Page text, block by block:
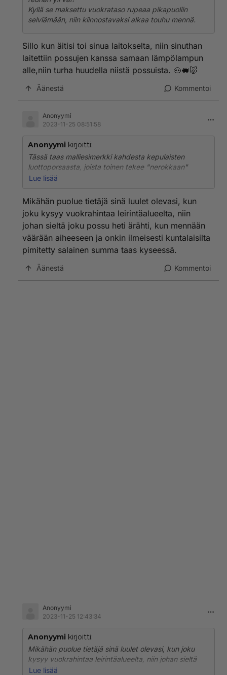
Kyllä se maksettu vuokrataso rupeaa pikapuoliin
selviämään, niin kiinnostavaksi alkaa touhu mennä.
Sillo kun äitisi toi sinua laitokselta, niin sinuthan
laitettiin possujen kanssa samaan lämpölampun
alle,niin turha huudella niistä possuista. 🐽🐖🐷
Äänestä Kommentoi
Anonyymi
2023-11-25 08:51:58
Anonyymi kirjoitti:
Tässä taas malliesimerkki kahdesta kepulaisten
luottoporsaasta, joista toinen tekee "nerokkaan"
alotuksen ja toinen tulee kysymään "lisätietoa". Ja
Te tiedätte vastauksen kyllä, joten kertokaa ihmeessä
koko yleisölle niin säästytään tältä teatterilta.
Lue lisää
Mikähän puolue tietäjä sinä luulet olevasi, kun
joku kysyy vuokrahintaa leirintäalueelta, niin
johan sieltä joku possu heti ärähti, kun mennään
väärään aiheeseen ja onkin ilmeisesti kuntalaisilta
pimitetty salainen summa taas kyseessä.
Äänestä Kommentoi
Anonyymi
2023-11-25 12:43:34
Anonyymi kirjoitti:
Mikähän puolue tietäjä sinä luulet olevasi, kun joku
kysyy vuokrahintaa leirintäalueelta, niin johan sieltä
joku possu heti ärähti, kun mennään väärään
Lue lisää